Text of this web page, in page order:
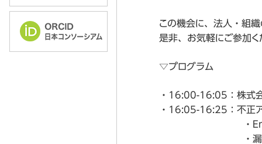
2013年
AXIES@EDUCASE 2017
この機会に、法人・組
是非、お気軽にご参加く
▽プログラム
・16:00-16:05：株式
・16:05-16:25：不正ア
・Emotet被
・漏洩アカウン